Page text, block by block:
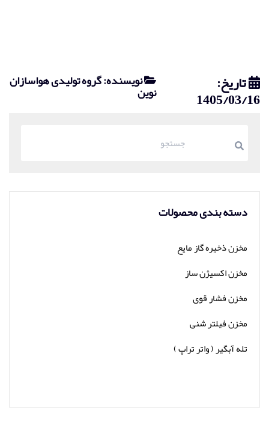
تاریخ:
1405/03/16
نویسنده: گروه تولیدی هواسازان
نوین
دسته بندی محصولات
مخزن ذخیره گاز مایع
مخزن اکسیژن ساز
مخزن فشار قوی
مخزن فیلتر شنی
تله آبگیر ( واتر تراپ )